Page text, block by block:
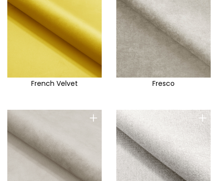
French Velvet Fresco
+ +